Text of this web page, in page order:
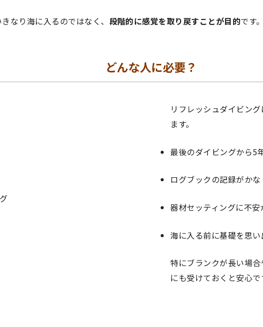
なり海に入るのではなく、 段階的に感覚を取り戻すことが目的です
どんな人に必要？
リフレッシュダイビン
ます。
最後のダイビングから5
ログブックの記録がか
器材セッティングに不安
海に入る前に基礎を思
特にブランクが長い場
にも受けておくと安心で